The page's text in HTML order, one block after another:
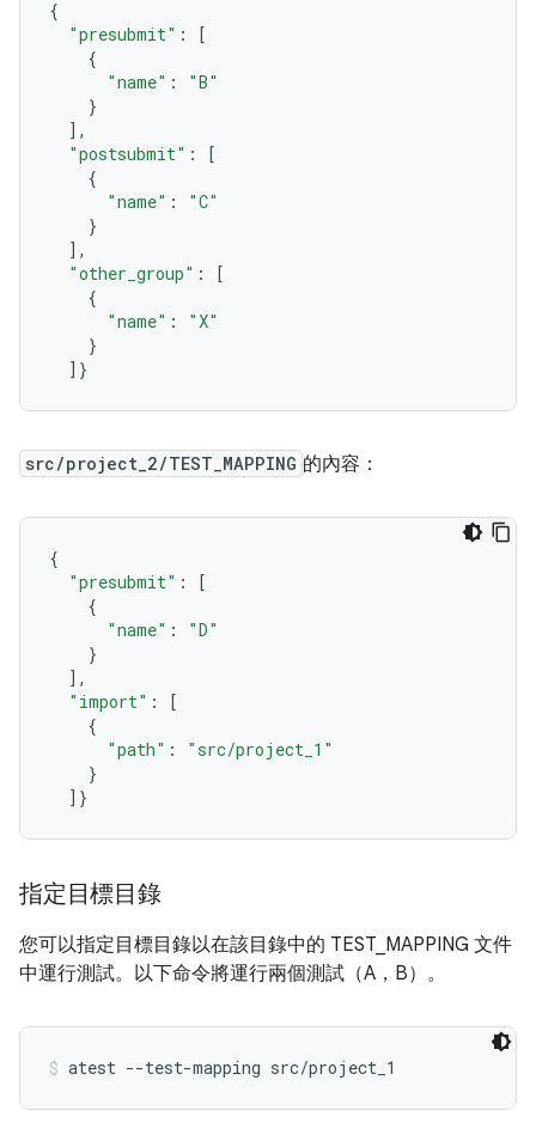
{
"presubmit" :
[
{
"name" :
"B"
}
],
"postsubmit" :
[
{
"name" :
"C"
}
],
"other_group" :
[
{
"name" :
"X"
}
]}
src/project_2/TEST_MAPPING 的內容：
{
"presubmit" :
[
{
"name" :
"D"
}
],
"import" :
[
{
"path" :
"src/project_1"
}
]}
指定目標目錄
您可以指定目標目錄以在該目錄中的 TEST_MAPPING 文件
中運行測試。以下命令將運行兩個測試（A，B）。
atest --test-mapping src/project_1